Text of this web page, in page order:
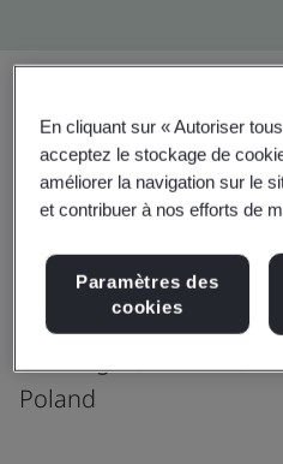
Partager:
Opolska 112,
O3 business park
Poland
En cliquant sur « Autoriser
acceptez le stockage de
améliorer la navigation sur le
et contribuer à nos efforts de
Paramètres des
cookies